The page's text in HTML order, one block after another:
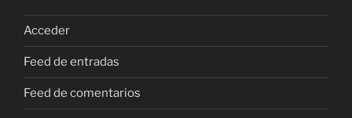
Acceder
Feed de entradas
Feed de comentarios